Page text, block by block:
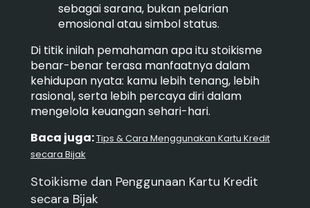
sebagai sarana, bukan pelarian
emosional atau simbol status.
Di titik inilah pemahaman apa itu stoikisme
benar-benar terasa manfaatnya dalam
kehidupan nyata: kamu lebih tenang, lebih
rasional, serta lebih percaya diri dalam
mengelola keuangan sehari-hari.
Baca juga:Tips & Cara Menggunakan Kartu Kredit
secara Bijak
Stoikisme dan Penggunaan Kartu Kredit
secara Bijak